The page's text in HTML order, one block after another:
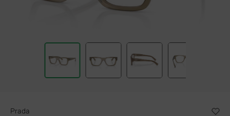
Prada